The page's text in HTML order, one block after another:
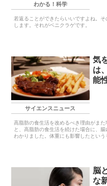
わかる！科学
若返ることができたらいいですよね。
します。それがベニクラゲです。
サイエンスニュース
気
は
能
高脂肪の食生活を改めるべき理由がま
と、高脂肪の食生活を続けた場合に、
わかりました。体重にも影響したという
脳
な